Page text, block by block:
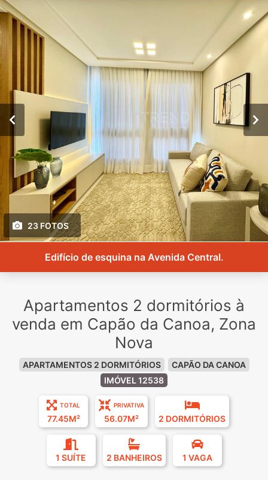
23 FOTOS
Edifício de esquina na Avenida Central.
Apartamentos 2 dormitórios à
venda em Capão da Canoa, Zona
Nova
APARTAMENTOS 2 DORMITÓRIOS
CAPÃO DA CANOA
IMÓVEL 12538
TOTAL
77.45M²
PRIVATIVA
56.07M² 2 DORMITÓRIOS
1 SUÍTE 2 BANHEIROS 1 VAGA